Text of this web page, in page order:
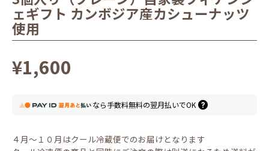
ェギフト カンボジア産カシューナッツ
使用
¥1,600
なら手数料無料の翌月払いでOK
４月～１０月はクール冷蔵便でのお届けとなります